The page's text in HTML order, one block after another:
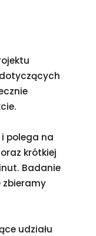
polega na
krótkiej
Badanie
zbieramy
udziału